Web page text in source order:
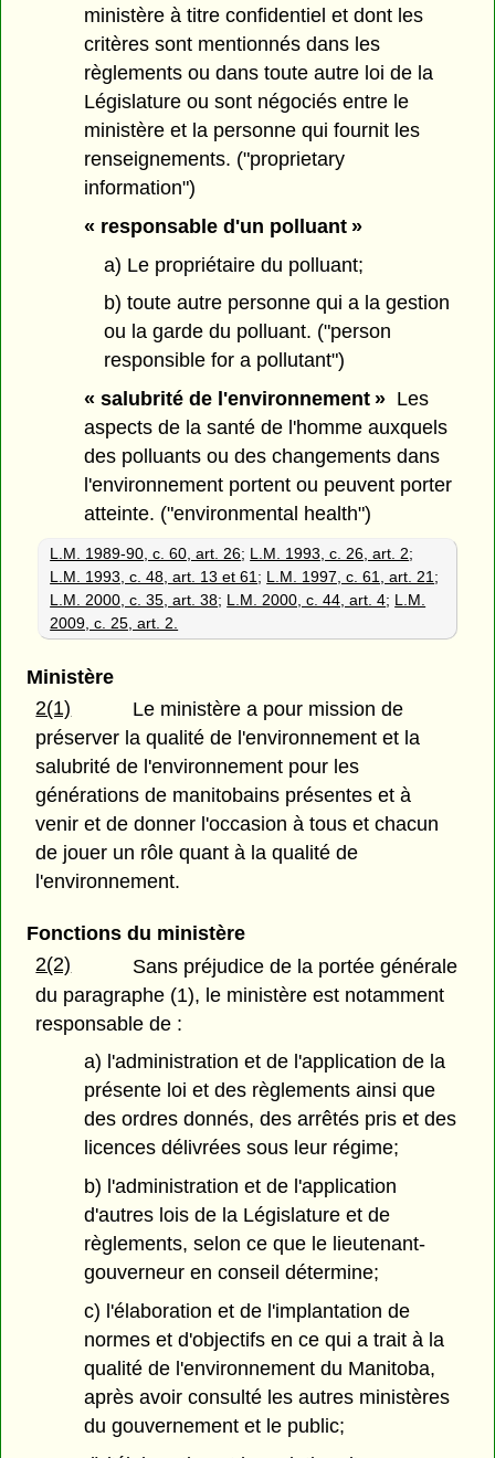
ministère à titre confidentiel et dont les
critères sont mentionnés dans les
règlements ou dans toute autre loi de la
Législature ou sont négociés entre le
ministère et la personne qui fournit les
renseignements. ("proprietary
information")
« responsable d'un polluant »
a) Le propriétaire du polluant;
b) toute autre personne qui a la gestion
ou la garde du polluant. ("person
responsible for a pollutant")
« salubrité de l'environnement » Les
aspects de la santé de l'homme auxquels
des polluants ou des changements dans
l'environnement portent ou peuvent porter
atteinte. ("environmental health")
L.M. 1989-90, c. 60, art. 26; L.M. 1993, c. 26, art. 2;
L.M. 1993, c. 48, art. 13 et 61 ; L.M. 1997, c. 61, art. 21 ;
L.M. 2000, c. 35, art. 38; L.M. 2000, c. 44, art. 4; L.M.
2009, c. 25, art. 2.
Ministère
2(1)
Le ministère a pour mission de
préserver la qualité de l'environnement et la
salubrité de l'environnement pour les
générations de manitobains présentes et à
venir et de donner l'occasion à tous et chacun
de jouer un rôle quant à la qualité de
l'environnement.
Fonctions du ministère
2(2)
Sans préjudice de la portée générale
du paragraphe (1), le ministère est notamment
responsable de :
a) l'administration et de l'application de la
présente loi et des règlements ainsi que
des ordres donnés, des arrêtés pris et des
licences délivrées sous leur régime;
b) l'administration et de l'application
d'autres lois de la Législature et de
règlements, selon ce que le lieutenant-
gouverneur en conseil détermine;
c) l'élaboration et de l'implantation de
normes et d'objectifs en ce qui a trait à la
qualité de l'environnement du Manitoba,
après avoir consulté les autres ministères
du gouvernement et le public;